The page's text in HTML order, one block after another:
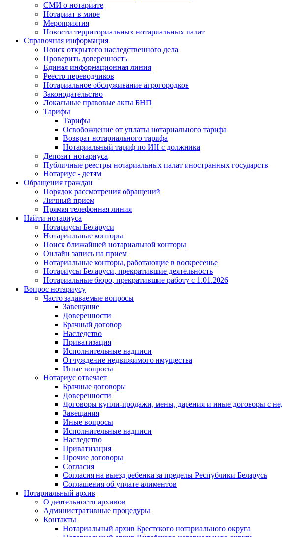
СМИ о нотариате
Нотариат в мире
Мероприятия
Новости территориальных нотариальных палат
Справочная информация
Поиск открытого наследственного дела
Проверить доверенность
Единая информационная линия
Реестр переводчиков
Нотариальное обслуживание агрогородков
Законодательство
Локальные правовые акты БНП
Тарифы
Тарифы
Освобождение от уплаты нотариального тарифа
Возврат нотариального тарифа
Нотариальный тариф по ИН с должника
Депозит нотариуса
Публичные реестры нотариальных палат иностранных государств
Нотариус - детям
Обращения граждан
Порядок рассмотрения обращений
Личный прием
Прямая телефонная линия
Найти нотариуса
Нотариусы Беларуси
Нотариальные конторы
Поиск ближайшей нотариальной конторы
Онлайн запись на прием
Нотариальные конторы, работающие в воскресенье
Нотариусы Беларуси, прекратившие деятельность
Нотариальные бюро, прекратившие работу с 1.01.2026
Вопрос нотариусу
Часто задаваемые вопросы
Завещание
Доверенности
Брачный договор
Наследство
Приватизация
Исполнительные надписи
Отчуждение недвижимого имущества
Иные вопросы
Нотариус отвечает
Брачные договоры
Доверенности
Договоры купли-продажи, мены, дарения и иные договоры с
Завещания
Иные вопросы
Исполнительные надписи
Наследство
Приватизация
Прочие договоры
Согласия
Согласия на выезд ребенка за пределы Республики Беларусь
Соглашения об уплате алиментов
Нотариальный архив
О деятельности архивов
Административные процедуры
Контакты
Нотариальный архив Брестского нотариального округа